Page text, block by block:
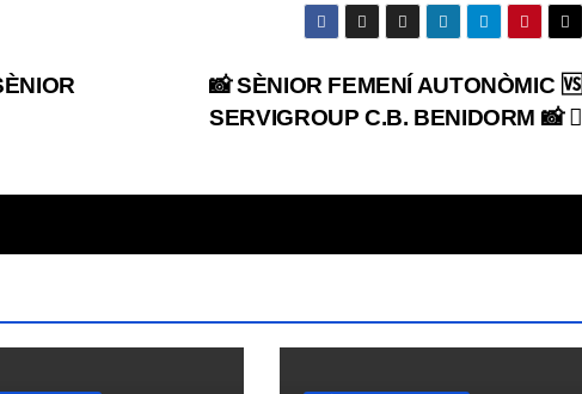
📸 SÈNIOR FEMENÍ AUTONÒMIC 🆚
SERVIGROUP C.B. BENIDORM 📸